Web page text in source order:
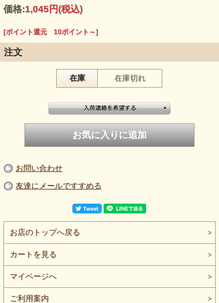
価格:1,045円(税込)
[ポイント還元 10ポイント～]
注文
在庫 在庫切れ
お問い合わせ
友達にメールですすめる
お店のトップへ戻る
カートを見る
マイページへ
ご利用案内